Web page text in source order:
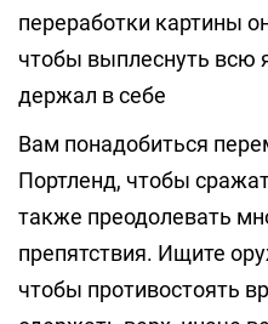
переработки картины
чтобы выплеснуть всю
держал в себе
Вам понадобиться
Портленд, чтобы
также преодолевать
препятствия. Ищите
чтобы противостоять